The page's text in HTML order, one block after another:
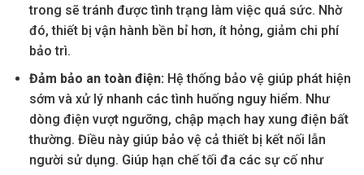
trong sẽ tránh được tình trạng làm việc quá sức. Nhờ
đó, thiết bị vận hành bền bỉ hơn, ít hỏng, giảm chi phí
bảo trì.
Đảm bảo an toàn điện:Hệ thống bảo vệ giúp phát hiện
sớm và xử lý nhanh các tình huống nguy hiểm. Như
dòng điện vượt ngưỡng, chập mạch hay xung điện bất
thường. Điều này giúp bảo vệ cả thiết bị kết nối lẫn
người sử dụng. Giúp hạn chế tối đa các sự cố như